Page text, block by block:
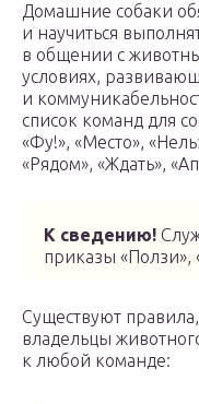
Домашние собаки
и научиться
в общении с
условиях,
и
список команд для
«Фу!», «Место»,
«Рядом», «Ждать»,
К сведению!
приказы «Ползи»,
Существуют
владельцы
к любой команде: